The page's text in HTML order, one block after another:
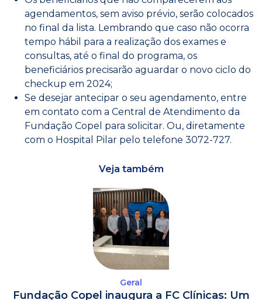
agendamentos, sem aviso prévio, serão colocados
no final da lista. Lembrando que caso não ocorra
tempo hábil para a realização dos exames e
consultas, até o final do programa, os
beneficiários precisarão aguardar o novo ciclo do
checkup em 2024;
Se desejar antecipar o seu agendamento, entre
em contato com a Central de Atendimento da
Fundação Copel para solicitar. Ou, diretamente
com o Hospital Pilar pelo telefone 3072-727.
Veja também
Geral
Fundação Copel inaugura a FC Clínicas: Um